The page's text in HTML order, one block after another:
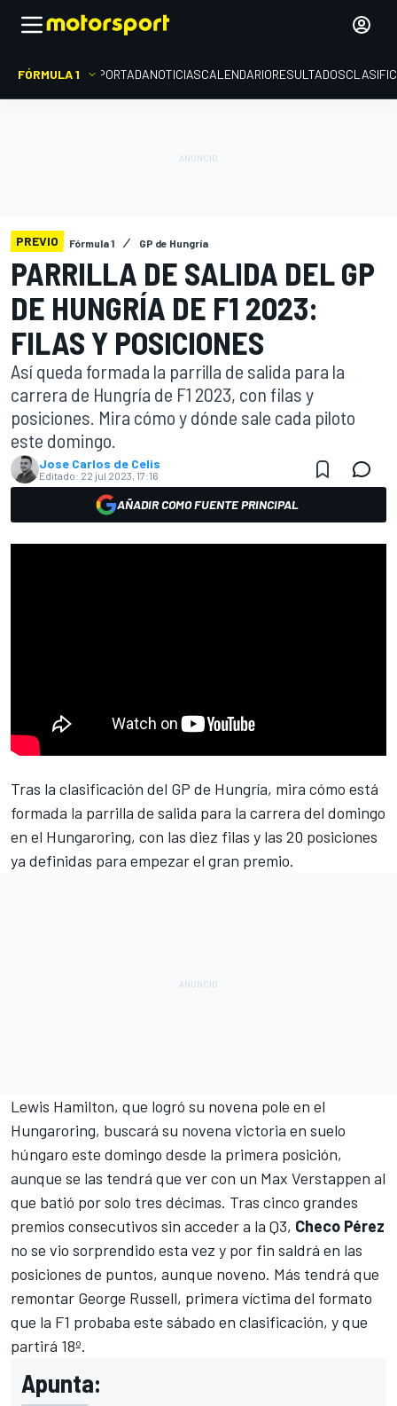
FÓRMULA 1 PORTADANOTICIASCALENDARIORESULTADOS
PREVIO Fórmula 1 GP de Hungría
PARRILLA DE SALIDA DEL GP
DE HUNGRÍA DE F1 2023:
FILAS Y POSICIONES
Así queda formada la parrilla de salida para la
carrera de Hungría de F1 2023, con filas y
posiciones. Mira cómo y dónde sale cada piloto
este domingo.
Jose Carlos de Celis
Editado: 22 jul 2023, 17:16
AÑADIR COMO FUENTE PRINCIPAL
Tras la clasificación del GP de Hungría, mira cómo está
formada la parrilla de salida para la carrera del domingo
en el Hungaroring, con las diez filas y las 20 posiciones
ya definidas para empezar el gran premio.
Lewis Hamilton, que logró su novena pole en el
Hungaroring, buscará su novena victoria en suelo
húngaro este domingo desde la primera posición,
aunque se las tendrá que ver con un Max Verstappen al
que batió por solo tres décimas. Tras cinco grandes
premios consecutivos sin acceder a la Q3, Checo Pérez
no se vio sorprendido esta vez y por fin saldrá en las
posiciones de puntos, aunque noveno. Más tendrá que
remontar George Russell, primera víctima del formato
que la F1 probaba este sábado en clasificación, y que
partirá 18º.
Apunta: